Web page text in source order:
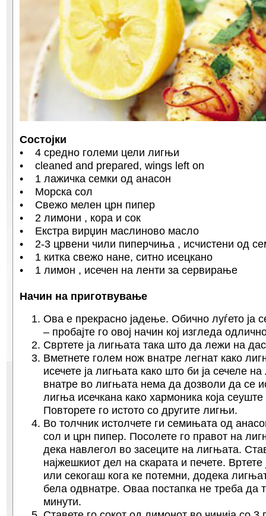
Состојки
• 4 средно големи цели лигњи
• cleaned and prepared, wings left on
• 1 лажичка семки од анасон
• Морска сол
• Свежо мелен црн пипер
• 2 лимони , кора и сок
• Екстра вирџин маслиново масло
• 2-3 црвени чили пиперчиња , исчистени од
• 1 китка свежо нане, ситно исецкано
• 1 лимон , исечен на ленти за сервирање
Начин на приготвување
Ова е прекрасно јадење. Обично луѓето ја
– пробајте го овој начин кој изгледа
Свртете ја лигњата така што да лежи на
Вметнете голем нож внатре легнат како
исечете ја лигњата како што би ја сечеле
внатре во лигњата нема да дозволи да се
лигња исечкана како хармоника која
Повторете го истото со другите лигњи.
Во толчник истолчете ги семињата од
сол и црн пипер. Посолете го правот на
дека навлегол во засеците на лигњата.
најжешкиот дел на скарата и печете. Вртете
или секогаш кога ке потемни, додека
бела одвнатре. Оваа постапка не треба да
минути.